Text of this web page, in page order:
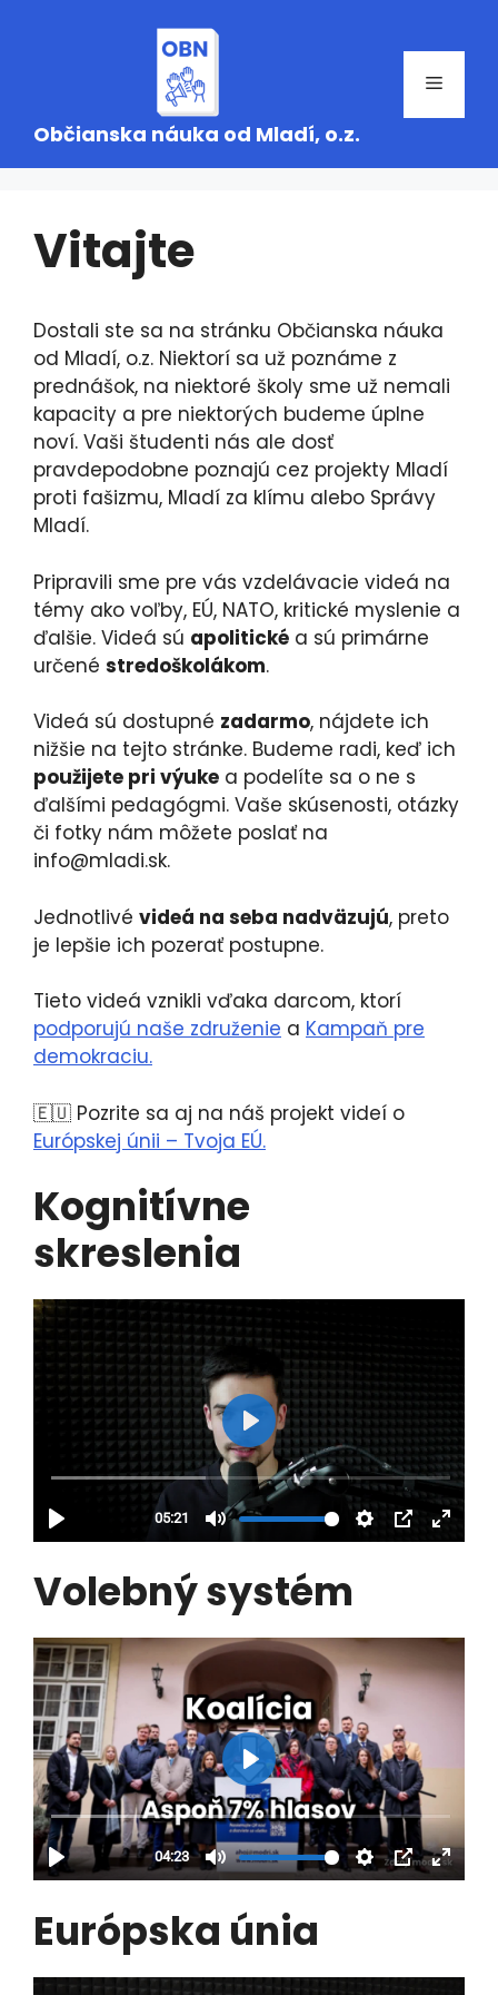
Občianska náuka od Mladí, o.z.
Menu
Vitajte
Dostali ste sa na stránku Občianska náuka
od Mladí, o.z. Niektorí sa už poznáme z
prednášok, na niektoré školy sme už nemali
kapacity a pre niektorých budeme úplne
noví. Vaši študenti nás ale dosť
pravdepodobne poznajú cez projekty Mladí
proti fašizmu, Mladí za klímu alebo Správy
Mladí.
Pripravili sme pre vás vzdelávacie videá na
témy ako voľby, EÚ, NATO, kritické myslenie a
ďalšie. Videá sú apolitické a sú primárne
určené stredoškolákom.
Videá sú dostupné zadarmo, nájdete ich
nižšie na tejto stránke. Budeme radi, keď ich
použijete pri výuke a podelíte sa o ne s
ďalšími pedagógmi. Vaše skúsenosti, otázky
či fotky nám môžete poslať na
info@mladi.sk.
Jednotlivé videá na seba nadväzujú, preto
je lepšie ich pozerať postupne.
Tieto videá vznikli vďaka darcom, ktorí
podporujú naše združenie a Kampaň pre
demokraciu.
🇪🇺 Pozrite sa aj na náš projekt videí o
Európskej únii – Tvoja EÚ.
Kognitívne
skreslenia
Volebný systém
Európska únia